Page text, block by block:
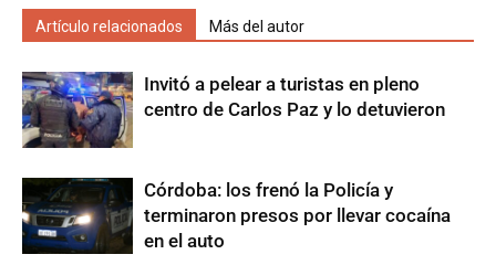
Artículo relacionados Más del autor
Invitó a pelear a turistas en pleno
centro de Carlos Paz y lo detuvieron
Córdoba: los frenó la Policía y
terminaron presos por llevar cocaína
en el auto